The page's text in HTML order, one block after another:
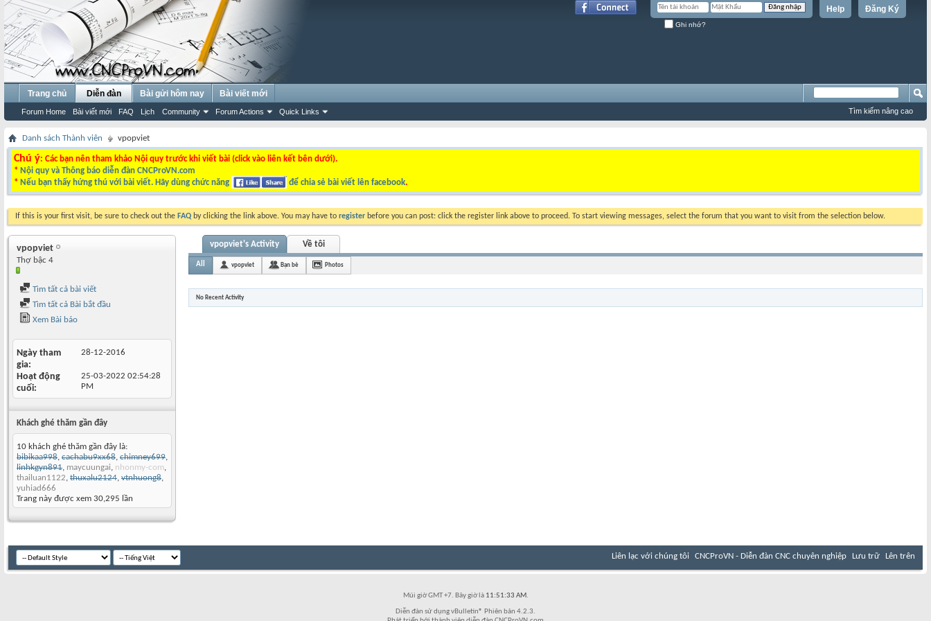
Đăng Ký
Help
Ghi nhớ?
Trang chủ Diễn đàn
Forum Home Bài viết mới FAQ Lịch Community Forum Actions Quick Links
Bài gửi hôm nay Bài viết mới
Tìm kiếm nâng cao
Danh sách Thành viên vpopviet
Chú ý: Các bạn nên tham khảo Nội quy trước khi viết bài (click vào liên kết bên dưới).
* Nội quy và Thông báo diễn đàn CNCProVN.com
* Nếu bạn thấy hứng thú với bài viết. Hãy dùng chức năng để chia sẻ bài viết lên facebook.
If this is your first visit, be sure to check out the FAQ by clicking the link above. You may have to register before you can post: click the register link above to proceed. To start viewing messages, select the forum that you want to visit from the selection below.
vpopviet
Thợ bậc 4
Tìm tất cả bài viết
Tìm tất cả Bài bắt đầu
Xem Bài báo
Ngày tham
gia
28-12-2016
Hoạt động
cuối
25-03-2022 02:54:28
PM
Khách ghé thăm gần đây
10 khách ghé thăm gần đây là:
bibikaa998, cachabu9xx68, chimney699,
linhkgyn891, maycuungai, nhonmy-com,
thailuan1122, thuxalu2124, vtnhuong8,
yuhiad666
Trang này được xem 30,295 lần
vpopviet's Activity Về tôi
All vpopviet Bạn bè Photos
No Recent Activity
Liên lạc với chúng tôi CNCProVN - Diễn đàn CNC chuyên nghiệp Lưu trữ Lên trên
Múi giờ GMT +7. Bây giờ là 11:51:33 AM.
Diễn đàn sử dụng vBulletin® Phiên bản 4.2.3.